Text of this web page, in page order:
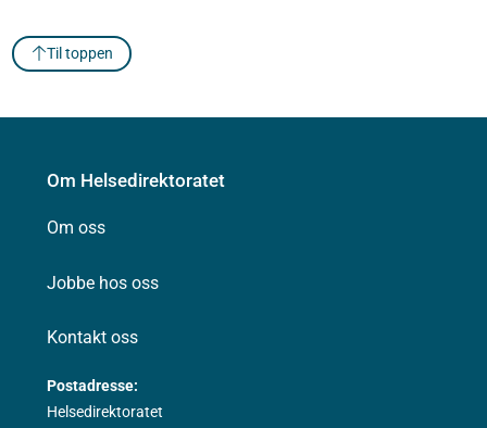
Til toppen
Om Helsedirektoratet
Om oss
Jobbe hos oss
Kontakt oss
Postadresse:
Helsedirektoratet